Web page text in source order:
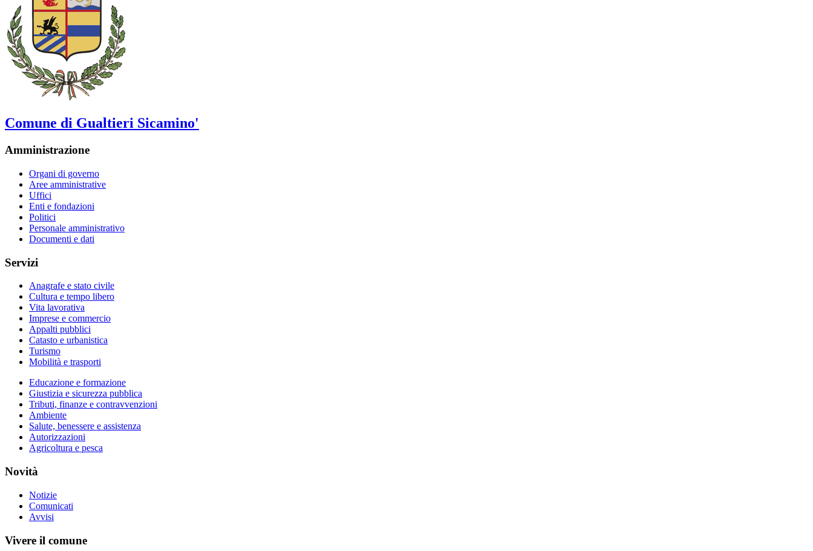
Comune di Gualtieri Sicamino'
Amministrazione
Organi di governo
Aree amministrative
Uffici
Enti e fondazioni
Politici
Personale amministrativo
Documenti e dati
Servizi
Anagrafe e stato civile
Cultura e tempo libero
Vita lavorativa
Imprese e commercio
Appalti pubblici
Catasto e urbanistica
Turismo
Mobilità e trasporti
Educazione e formazione
Giustizia e sicurezza pubblica
Tributi, finanze e contravvenzioni
Ambiente
Salute, benessere e assistenza
Autorizzazioni
Agricoltura e pesca
Novità
Notizie
Comunicati
Avvisi
Vivere il comune